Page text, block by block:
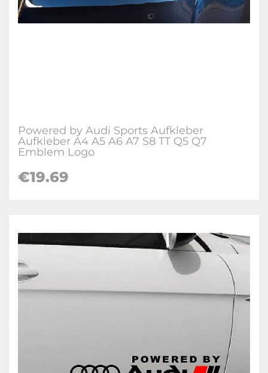
Powered by Audi Sports Aufkleber
Aufkleber A4 A5 A6 A7 S8 TT Q5 Q7
Emblem Logo
€19.69